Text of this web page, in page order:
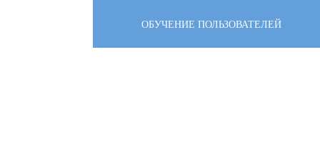
ОБУЧЕНИЕ ПОЛЬЗОВАТЕЛЕЙ